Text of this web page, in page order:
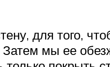
для того,
мы ее